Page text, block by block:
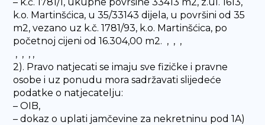
k.o. Martinšćica, u 35/33143 dijela, u površini od 35
m2, vezano uz k.č. 1781/93, k.o. Martinšćica, po
početnoj cijeni od 16.304,00 m2. , , ,
, , , ,
2). Pravo natjecati se imaju sve fizičke i pravne
osobe i uz ponudu mora sadržavati slijedeće
podatke o natjecatelju:
– OIB,
– dokaz o uplati jamčevine za nekretninu pod 1A)